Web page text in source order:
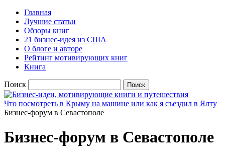
Главная
Лучшие статьи
Обзоры книг
21 бизнес-идея из США
О блоге и авторе
Рейтинг мотивирующих книг
Книга
Поиск
Что посмотреть в Крыму на машине или как я съездил в Ялту
Бизнес-форум в Севастополе
Бизнес-форум в Севастополе